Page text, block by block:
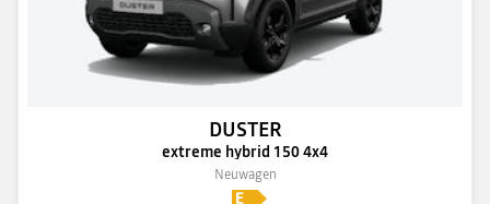
DUSTER
extreme hybrid 150 4x4
Neuwagen